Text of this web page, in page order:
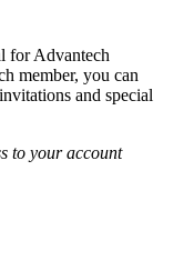
for Advantech
member, you can
and special
to your account